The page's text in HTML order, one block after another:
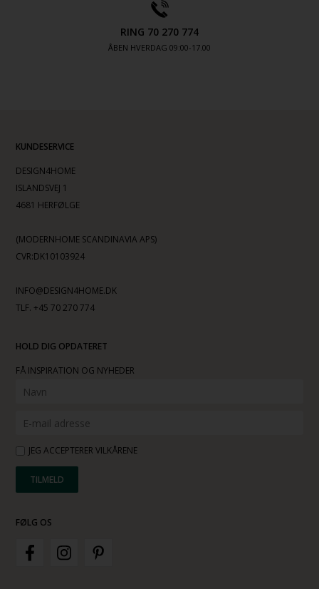
RING 70 270 774
ÅBEN HVERDAG 09:00-17.00
KUNDESERVICE
DESIGN4HOME
ISLANDSVEJ 1
4681 HERFØLGE
(MODERNHOME SCANDINAVIA APS)
CVR:DK10103924
INFO@DESIGN4HOME.DK
TLF. +45 70 270 774
HOLD DIG OPDATERET
FÅ INSPIRATION OG NYHEDER
JEG ACCEPTERER VILKÅRENE
FØLG OS